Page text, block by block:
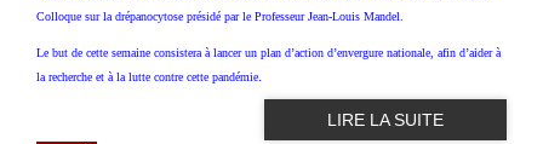
Colloque sur la drépanocytose présidé par le Professeur Jean-Louis Mandel.
Le but de cette semaine consistera à lancer un plan d’action d’envergure nationale, afin d’aider à
la recherche et à la lutte contre cette pandémie
LIRE LA SUITE